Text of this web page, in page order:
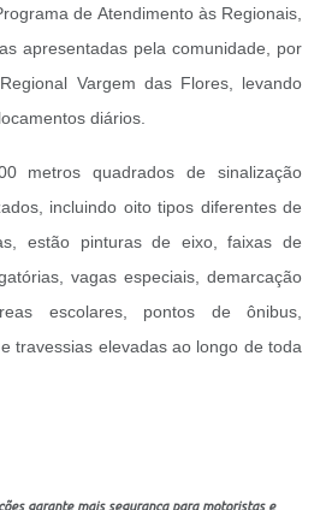
de Atendimento às Regionais,
apresentadas pela comunidade, por
Vargem das Flores, levando
diários.
metros quadrados de sinalização
incluindo oito tipos diferentes de
estão pinturas de eixo, faixas de
vagas especiais, demarcação
escolares, pontos de ônibus,
travessias elevadas ao longo de toda
garante mais segurança para motoristas e